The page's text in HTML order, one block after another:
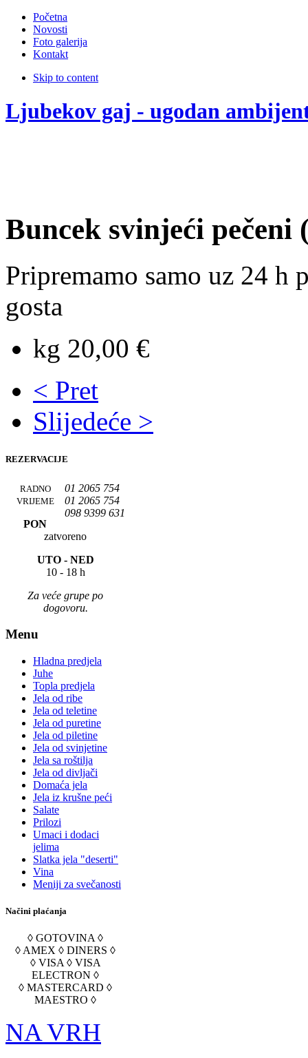
Početna
Novosti
Foto galerija
Kontakt
Skip to content
Ljubekov gaj - ugodan
Buncek svinjeći pečeni
Pripremamo samo uz 24 h
gosta
kg 20,00 €
< Pret
Slijedeće >
REZERVACIJE
01 2065 754
01 2065 754
098 9399 631
RADNO
VRIJEME
PON
zatvoreno
UTO - NED
10 - 18 h
Za veće grupe po
dogovoru.
Menu
Hladna predjela
Juhe
Topla predjela
Jela od ribe
Jela od teletine
Jela od puretine
Jela od piletine
Jela od svinjetine
Jela sa roštilja
Jela od divljači
Domaća jela
Jela iz krušne peći
Salate
Prilozi
Umaci i dodaci
jelima
Slatka jela "deserti"
Vina
Meniji za svečanosti
Načini plaćanja
◊ GOTOVINA ◊
◊ AMEX ◊ DINERS ◊
◊ VISA ◊ VISA
ELECTRON ◊
◊ MASTERCARD ◊
MAESTRO ◊
NA VRH